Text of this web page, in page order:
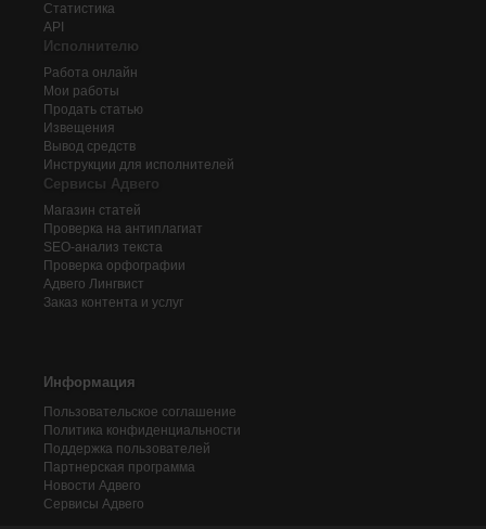
Статистика
API
Исполнителю
Работа онлайн
Мои работы
Продать статью
Извещения
Вывод средств
Инструкции для исполнителей
Сервисы Адвего
Магазин статей
Проверка на антиплагиат
SEO-анализ текста
Проверка орфографии
Адвего Лингвист
Заказ контента и услуг
Информация
Пользовательское соглашение
Политика конфиденциальности
Поддержка пользователей
Партнерская программа
Новости Адвего
Сервисы Адвего